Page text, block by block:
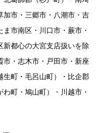
加市・三郷市・八潮市・吉
市南区・川口市・蕨市・
都心の大宮支店扱いを除
市・志木市・戸田市・新座
町・毛呂山町）・比企郡
わ町・鳩山町）・川越市・